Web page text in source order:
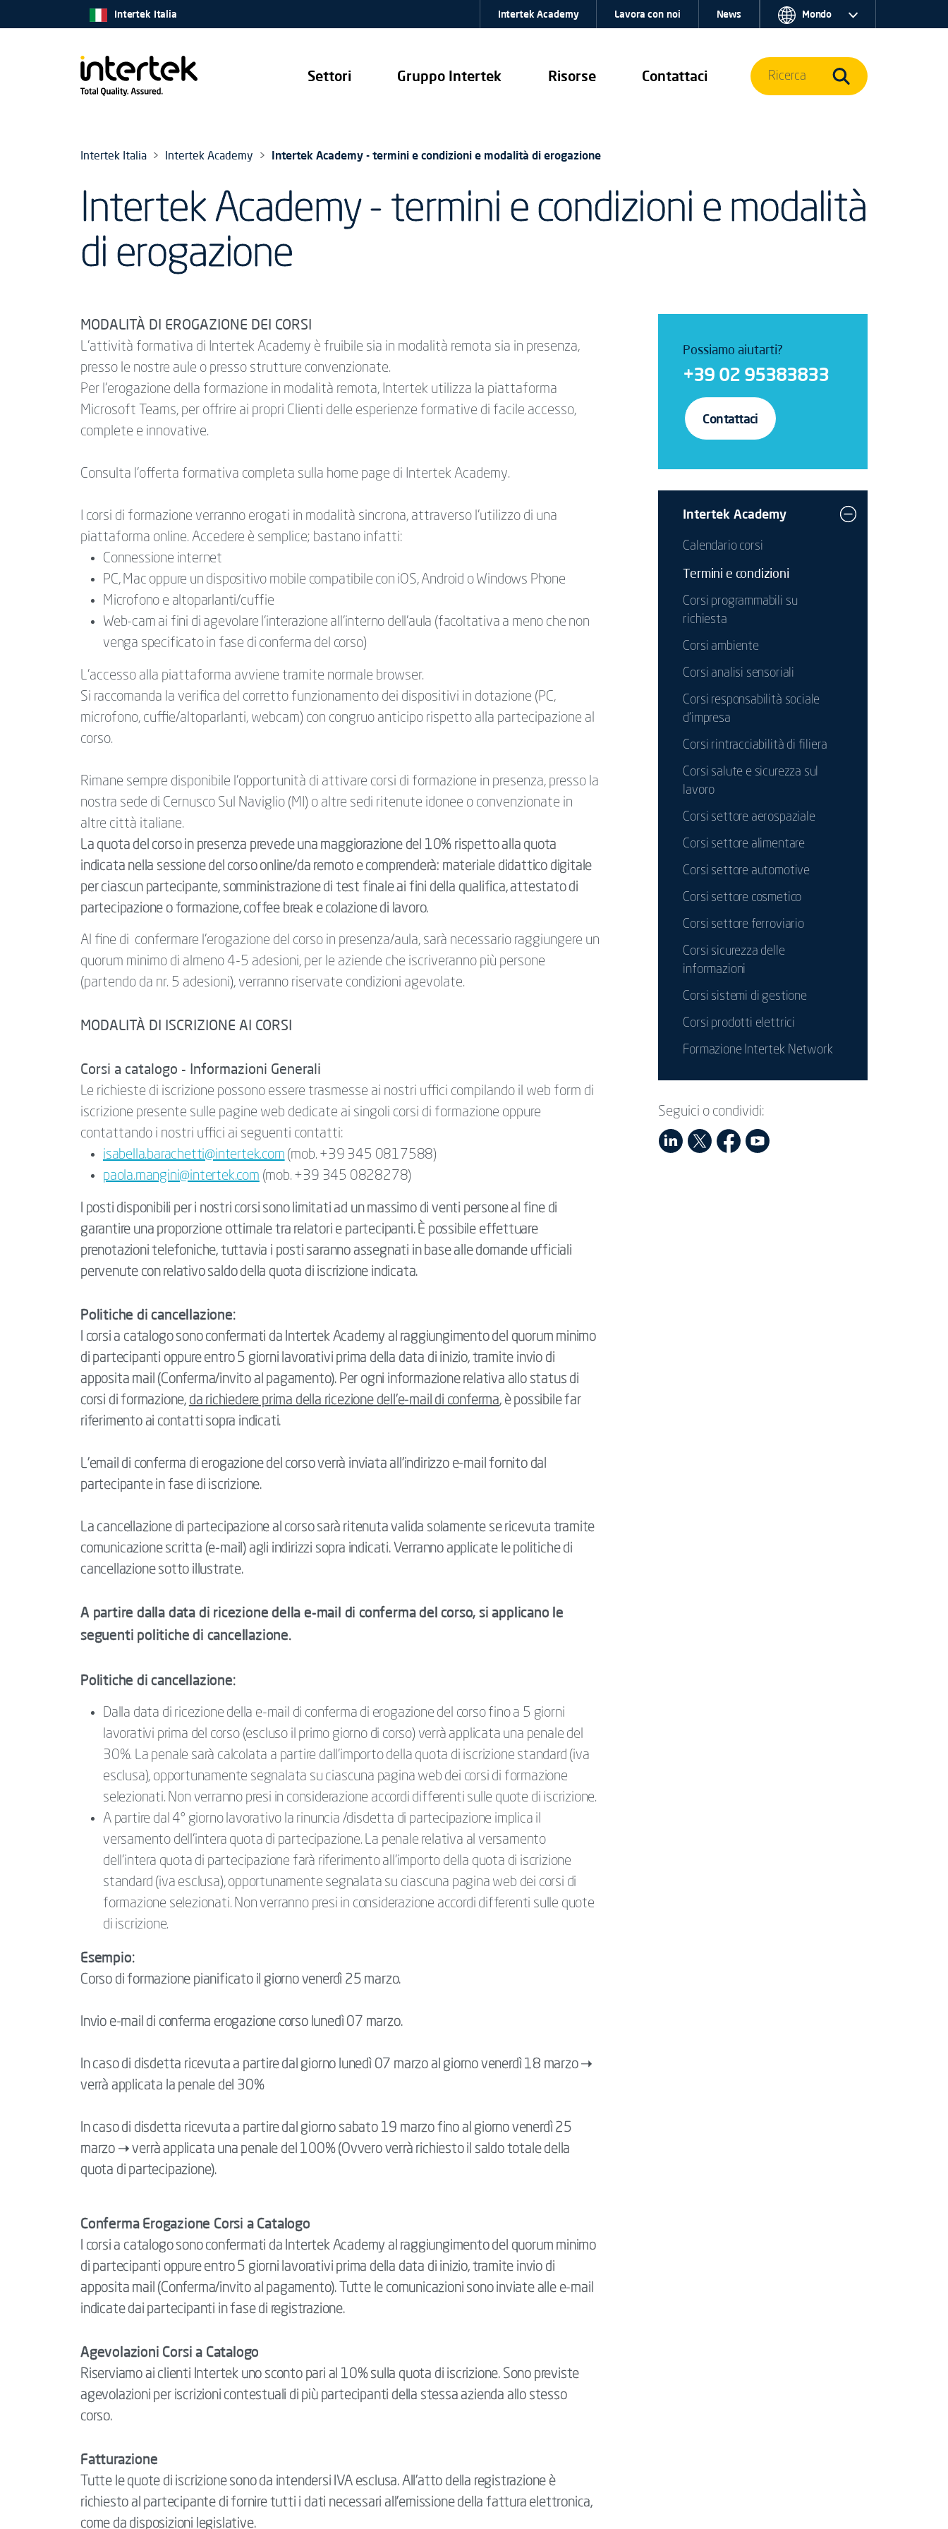
Settori Gruppo Intertek Risorse Contattaci
Intertek Italia Intertek Academy Lavora con noi News Mondo
Ricerca
Intertek Italia Intertek Academy Intertek Academy - termini e condizioni e modalità di erogazione
Intertek Academy - termini e condizioni e modalità
di erogazione
MODALITÀ DI EROGAZIONE DEI CORSI
L’attività formativa di Intertek Academy è fruibile sia in modalità remota sia in presenza,
presso le nostre aule o presso strutture convenzionate.
Per l’erogazione della formazione in modalità remota, Intertek utilizza la piattaforma
Microsoft Teams, per offrire ai propri Clienti delle esperienze formative di facile accesso,
complete e innovative.
Consulta l'offerta formativa completa sulla home page di Intertek Academy.
I corsi di formazione verranno erogati in modalità sincrona, attraverso l’utilizzo di una
piattaforma online. Accedere è semplice; bastano infatti:
Connessione internet
PC, Mac oppure un dispositivo mobile compatibile con iOS, Android o Windows Phone
Microfono e altoparlanti/cuffie
Web-cam ai fini di agevolare l'interazione all'interno dell'aula (facoltativa a meno che non
venga specificato in fase di conferma del corso)
L'accesso alla piattaforma avviene tramite normale browser.
Si raccomanda la verifica del corretto funzionamento dei dispositivi in dotazione (PC,
microfono, cuffie/altoparlanti, webcam) con congruo anticipo rispetto alla partecipazione al
corso.
Rimane sempre disponibile l’opportunità di attivare corsi di formazione in presenza, presso la
nostra sede di Cernusco Sul Naviglio (MI) o altre sedi ritenute idonee o convenzionate in
altre città italiane.
La quota del corso in presenza prevede una maggiorazione del 10% rispetto alla quota
indicata nella sessione del corso online/da remoto e comprenderà: materiale didattico digitale
per ciascun partecipante, somministrazione di test finale ai fini della qualifica, attestato di
partecipazione o formazione, coffee break e colazione di lavoro.
Al fine di confermare l’erogazione del corso in presenza/aula, sarà necessario raggiungere un
quorum minimo di almeno 4-5 adesioni, per le aziende che iscriveranno più persone
(partendo da nr. 5 adesioni), verranno riservate condizioni agevolate.
MODALITÀ DI ISCRIZIONE AI CORSI
Corsi a catalogo - Informazioni Generali
Le richieste di iscrizione possono essere trasmesse ai nostri uffici compilando il web form di
iscrizione presente sulle pagine web dedicate ai singoli corsi di formazione oppure
contattando i nostri uffici ai seguenti contatti:
isabella.barachetti@intertek.com (mob. +39 345 0817588)
paola.mangini@intertek.com (mob. +39 345 0828278)
I posti disponibili per i nostri corsi sono limitati ad un massimo di venti persone al fine di
garantire una proporzione ottimale tra relatori e partecipanti. È possibile effettuare
prenotazioni telefoniche, tuttavia i posti saranno assegnati in base alle domande ufficiali
pervenute con relativo saldo della quota di iscrizione indicata.
Politiche di cancellazione:
I corsi a catalogo sono confermati da Intertek Academy al raggiungimento del quorum minimo
di partecipanti oppure entro 5 giorni lavorativi prima della data di inizio, tramite invio di
apposita mail (Conferma/invito al pagamento). Per ogni informazione relativa allo status di
corsi di formazione, da richiedere prima della ricezione dell’e-mail di conferma, è possibile far
riferimento ai contatti sopra indicati.
L’email di conferma di erogazione del corso verrà inviata all’indirizzo e-mail fornito dal
partecipante in fase di iscrizione.
La cancellazione di partecipazione al corso sarà ritenuta valida solamente se ricevuta tramite
comunicazione scritta (e-mail) agli indirizzi sopra indicati. Verranno applicate le politiche di
cancellazione sotto illustrate.
A partire dalla data di ricezione della e-mail di conferma del corso, si applicano le
seguenti politiche di cancellazione.
Politiche di cancellazione:
Dalla data di ricezione della e-mail di conferma di erogazione del corso fino a 5 giorni
lavorativi prima del corso (escluso il primo giorno di corso) verrà applicata una penale del
30%. La penale sarà calcolata a partire dall’importo della quota di iscrizione standard (iva
esclusa), opportunamente segnalata su ciascuna pagina web dei corsi di formazione
selezionati. Non verranno presi in considerazione accordi differenti sulle quote di iscrizione.
A partire dal 4° giorno lavorativo la rinuncia /disdetta di partecipazione implica il
versamento dell'intera quota di partecipazione. La penale relativa al versamento
dell’intera quota di partecipazione farà riferimento all’importo della quota di iscrizione
standard (iva esclusa), opportunamente segnalata su ciascuna pagina web dei corsi di
formazione selezionati. Non verranno presi in considerazione accordi differenti sulle quote
di iscrizione.
Esempio:
Corso di formazione pianificato il giorno venerdì 25 marzo.
Invio e-mail di conferma erogazione corso lunedì 07 marzo.
In caso di disdetta ricevuta a partire dal giorno lunedì 07 marzo al giorno venerdì 18 marzo ➝
verrà applicata la penale del 30%
In caso di disdetta ricevuta a partire dal giorno sabato 19 marzo fino al giorno venerdì 25
marzo ➝ verrà applicata una penale del 100% (Ovvero verrà richiesto il saldo totale della
quota di partecipazione).
Conferma Erogazione Corsi a Catalogo
I corsi a catalogo sono confermati da Intertek Academy al raggiungimento del quorum minimo
di partecipanti oppure entro 5 giorni lavorativi prima della data di inizio, tramite invio di
apposita mail (Conferma/invito al pagamento). Tutte le comunicazioni sono inviate alle e-mail
indicate dai partecipanti in fase di registrazione.
Agevolazioni Corsi a Catalogo
Riserviamo ai clienti Intertek uno sconto pari al 10% sulla quota di iscrizione. Sono previste
agevolazioni per iscrizioni contestuali di più partecipanti della stessa azienda allo stesso
corso.
Fatturazione
Tutte le quote di iscrizione sono da intendersi IVA esclusa. All’atto della registrazione è
richiesto al partecipante di fornire tutti i dati necessari all’emissione della fattura elettronica,
come da disposizioni legislative.
Possiamo aiutarti?
+39 02 95383833
Contattaci
Intertek Academy
Calendario corsi
Termini e condizioni
Corsi programmabili su
richiesta
Corsi ambiente
Corsi analisi sensoriali
Corsi responsabilità sociale
d'impresa
Corsi rintracciabilità di filiera
Corsi salute e sicurezza sul
lavoro
Corsi settore aerospaziale
Corsi settore alimentare
Corsi settore automotive
Corsi settore cosmetico
Corsi settore ferroviario
Corsi sicurezza delle
informazioni
Corsi sistemi di gestione
Corsi prodotti elettrici
Formazione Intertek Network
Seguici o condividi: